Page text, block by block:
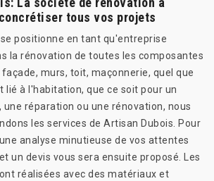
tous vos projets
positionne en tant qu'entreprise
la rénovation de toutes les composantes
murs, toit, maçonnerie, quel que
lié à l'habitation, que ce soit pour un
réparation ou une rénovation, nous
les services de Artisan Dubois. Pour
analyse minutieuse de vos attentes
un devis vous sera ensuite proposé. Les
réalisées avec des matériaux et